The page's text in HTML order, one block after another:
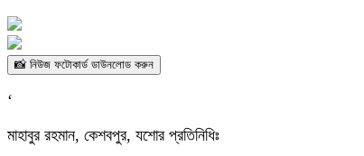
📸 নিউজ ফটোকার্ড ডাউনলোড করুন
‘
মাহাবুর রহমান, কেশবপুর, যশোর প্রতিনিধিঃ